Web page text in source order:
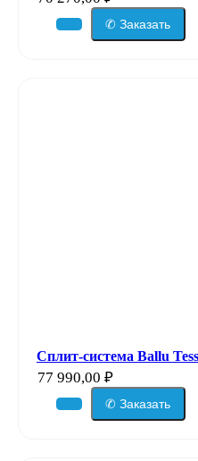
✆ Заказать
Сплит-система Ballu
77 990,00 ₽
✆ Заказать